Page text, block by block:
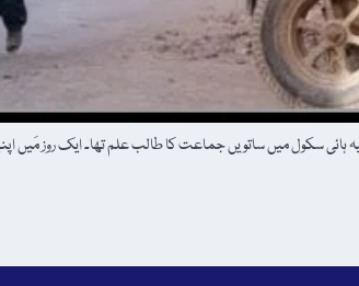
ہائی سکول میں ساتویں جماعت کا طالب علم تھا۔ ایک روز